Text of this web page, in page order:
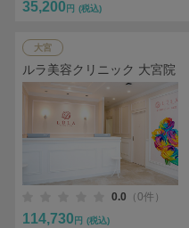
35,200 円 (税込)
大宮
ルラ美容クリニック 大宮院
0.0 （0件）
114,730 円 (税込)